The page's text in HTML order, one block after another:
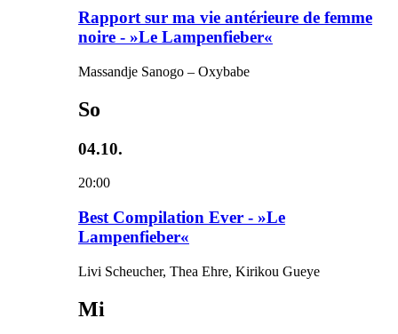
Rapport sur ma vie antérieure de femme
noire - »Le Lampenfieber«
Massandje Sanogo – Oxybabe
So
04.10.
20:00
Best Compilation Ever - »Le
Lampenfieber«
Livi Scheucher, Thea Ehre, Kirikou Gueye
Mi